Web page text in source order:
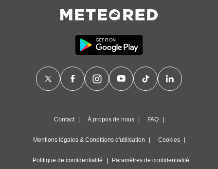
Contact À propos de nous FAQ
Mentions légales & Conditions d'utilisation Cookies
Politique de confidentialité Paramètres de confidentialité